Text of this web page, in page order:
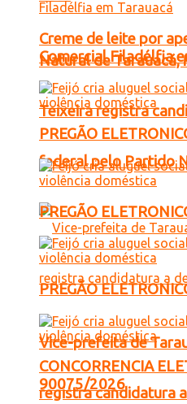
Natural de Tarauacá,
Teixeira registra
federal pelo Partido
Vice-prefeita de
registra candidatura
Creme de leite por
Comercial Filadélfia
PREGÃO
PREGÃO
PREGÃO
CONCORRENCIA
90075/2026